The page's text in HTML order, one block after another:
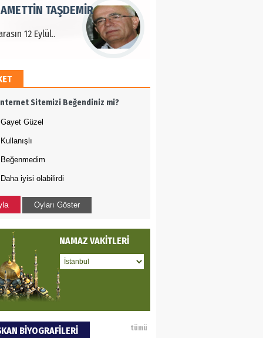
12 Eylül..
TAŞDEMİR
- Sağlık turizminde
başarı…
BULUZ
tarımla para
ile neyi
SOYSAL
mi etsek!..
ERCAN
Sitemizi Beğendiniz mi?
Gayet Güzel
Kullanışlı
Beğenmedim
Daha iyisi olabilirdi
Oyları Göster
NAMAZ VAKİTLERİ
BİYOGRAFİLERİ tümü